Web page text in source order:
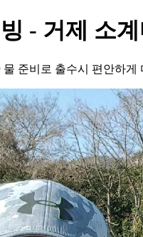
- 거제 소
준비로 출수시 편안하